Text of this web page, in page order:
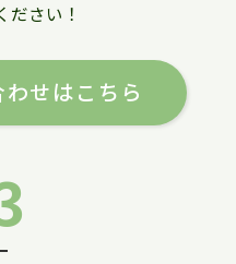
さい！
せはこちら